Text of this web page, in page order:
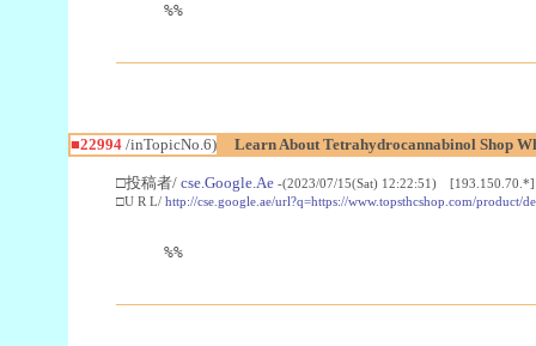
%%
■22994/inTopicNo.6) Learn About Tetrahydrocannabinol Shop
□投稿者/ cse.Google.Ae -(2023/07/15(Sat) 12:22:51) [193.150.70.*]
□U R L/ http://cse.google.ae/url?q=https://www.topsthcshop.com/
%%